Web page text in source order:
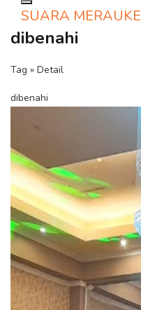
Toggle navigation
SUARA MERAUKE
dibenahi
Tag » Detail
dibenahi